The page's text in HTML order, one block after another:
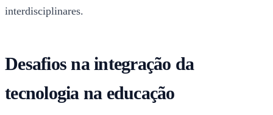
interdisciplinares.
Desafios na integração da
tecnologia na educação